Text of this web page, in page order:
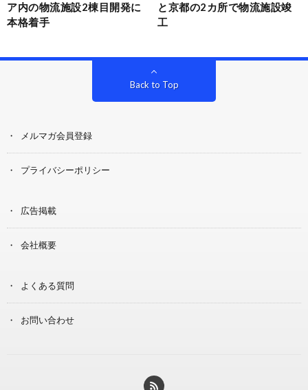
ア内の物流施設2棟目開発に
本格着手
と京都の2カ所で物流施設竣
工
Back to Top
メルマガ会員登録
プライバシーポリシー
広告掲載
会社概要
よくある質問
お問い合わせ